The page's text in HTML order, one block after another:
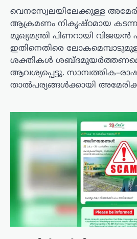
വെനസ്വേലയിലേക്കുള്ള
ആക്രമണം നികൃഷ്ഠമായ
മുഖ്യമന്ത്രി പിണറായി
ഇതിനെതിരെ
ശക്തികൾ
ആവശ്യപ്പെട്ടു.
താൽപര്യങ്ങൾക്കായി